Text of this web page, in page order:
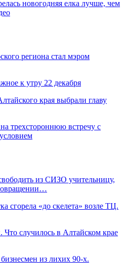
новогодняя елка лучше, чем
региона стал мэром
к утру 22 декабря
края выбрали главу
трехстороннюю встречу с
из СИЗО учительницу,
сгорела «до скелета» возле ТЦ.
случилось в Алтайском крае
из лихих 90-х.